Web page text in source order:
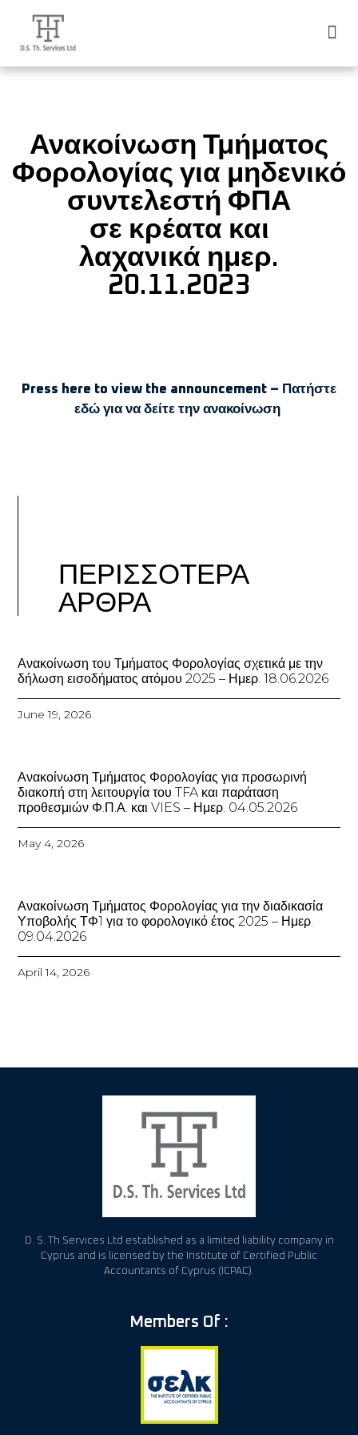
Ανακοίνωση Τμήματος
Φορολογίας για μηδενικό
συντελεστή ΦΠΑ
σε κρέατα και
λαχανικά ημερ.
20.11.2023
Press here to view the announcement – Πατήστε
εδώ για να δείτε την ανακοίνωση
ΠΕΡΙΣΣΟΤΕΡΑ
ΑΡΘΡΑ
Ανακοίνωση του Τμήματος Φορολογίας σχετικά με την
δήλωση εισοδήματος ατόμου 2025 – Ημερ. 18.06.2026
June 19, 2026
Ανακοίνωση Τμήματος Φορολογίας για προσωρινή
διακοπή στη λειτουργία του TFA και παράταση
προθεσμιών Φ.Π.Α. και VIES – Ημερ. 04.05.2026
May 4, 2026
Ανακοίνωση Τμήματος Φορολογίας για την διαδικασία
Υποβολής ΤΦ1 για το φορολογικό έτος 2025 – Ημερ.
09.04.2026
April 14, 2026
D. S. Th Services Ltd established as a limited liability company in
Cyprus and is licensed by the Institute of Certified Public
Accountants of Cyprus (ICPAC).
Members Of :